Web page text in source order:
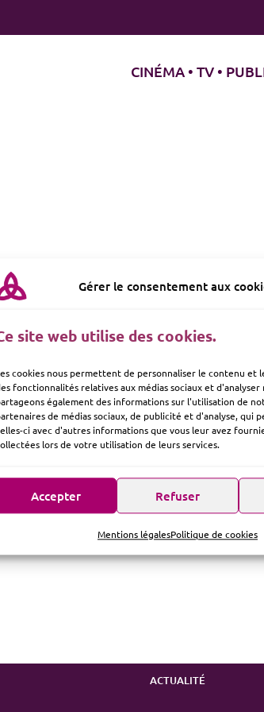
Gérer le consentement aux
site web utilise des cookies.
cookies nous permettent de personnaliser le contenu et
fonctionnalités relatives aux médias sociaux et
également des informations sur l'utilisation de
de médias sociaux, de publicité et d'analyse, qui
ci avec d'autres informations que vous leur avez
lors de votre utilisation de leurs services.
Accepter Refuser
Mentions légalesPolitique de cookies
CINÉMA • TV •
ACTUALITÉ